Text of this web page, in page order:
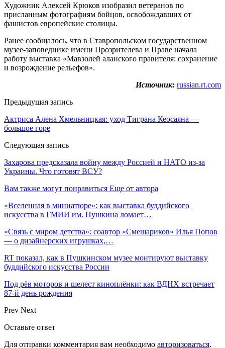
Художник Алексей Крюков изобразил ветеранов по
присланным фотографиям бойцов, освобождавших от
фашистов европейские столицы.
Ранее сообщалось, что в Ставропольском государственном
музее-заповеднике имени Прозрителева и Праве начала
работу выставка «Мавзолей аланского правителя: сохранение
и возрождение рельефов».
Источник: russian.rt.com
Предыдущая запись
Актриса Алена Хмельницкая: уход Тиграна Кеосаяна —
большое горе
Следующая запись
Захарова предсказала войну между Россией и НАТО из-за
Украины. Что готовят ВСУ?
Вам также могут понравиться Еще от автора
«Вселенная в миниатюре»: как выставка буддийского
искусства в ГМИИ им. Пушкина ломает…
«Связь с миром детства»: соавтор «Смешариков» Илья Попов
— о дизайнерских игрушках,…
RT показал, как в Пушкинском музее монтируют выставку
буддийского искусства России
Под рёв моторов и шелест киноплёнки: как ВДНХ встречает
87-й день рождения
Prev Next
Оставьте ответ
Для отправки комментария вам необходимо авторизоваться.